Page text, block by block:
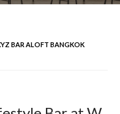
BAR ALOFT BANGKOK